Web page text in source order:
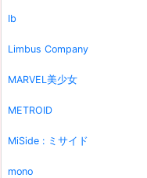
Ib
Limbus Company
MARVEL美少女
METROID
MiSide : ミサイド
mono